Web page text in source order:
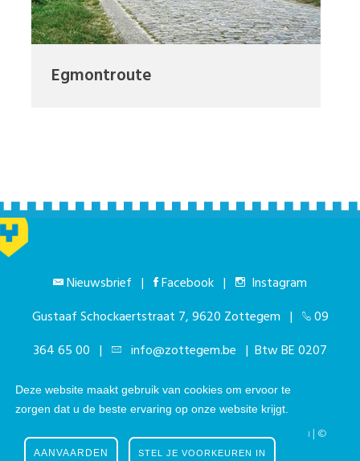
Deze website maakt gebruik van cookies om ervoor te
zorgen dat u de beste ervaring op onze website krijgt.
STEL JE VOORKEUREN IN
AANVAARDEN
Egmontroute
Nieuwsbrief | Facebook |
Instagram
Gustaaf Schockaertstraat 7, 9620 Zottegem |
09
364 65 00 | info@zottegem.be | Btw BE 0207
444 990
Telefonisch bereikbaar elke werkdag van 9.00u tot 12.00u | ©
Stad Zottegem | Powered byThe eForum Factory